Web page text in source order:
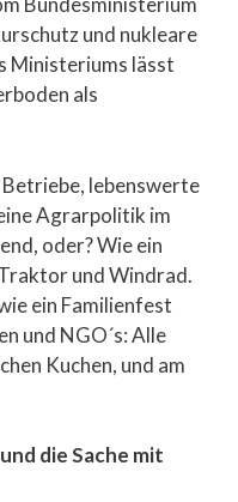
und nukleare
Ministeriums lässt
als
lebenswerte
Agrarpolitik im
oder? Wie ein
und Windrad.
ein Familienfest
und NGO´s: Alle
Kuchen, und am
die Sache mit